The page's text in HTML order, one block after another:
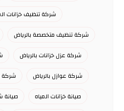
شركة تنظيف خزانات
شركة تنظيف متخصصة بالرياض
شركة عزل خزانات بالرياض
شركة عوازل بالرياض
شركة
صيانة خزانات المياه
صيانة